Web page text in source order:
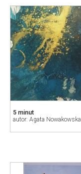
5 minut
autor: Agata Nowakowska